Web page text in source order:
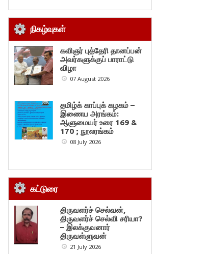
நிகழ்வுகள்
கவிஞர் புத்தேரி தானப்பன்
அவர்களுக்குப் பாராட்டு
விழா
07 August 2026
தமிழ்க் காப்புக் கழகம் –
இணைய அரங்கம்:
ஆளுமையர் உரை 169 &
170 ; நூலரங்கம்
08 July 2026
கட்டுரை
திருவளர்ச் செல்வன்,
திருவளர்ச் செல்வி சரியா?
– இலக்குவனார்
திருவள்ளுவன்
21 July 2026